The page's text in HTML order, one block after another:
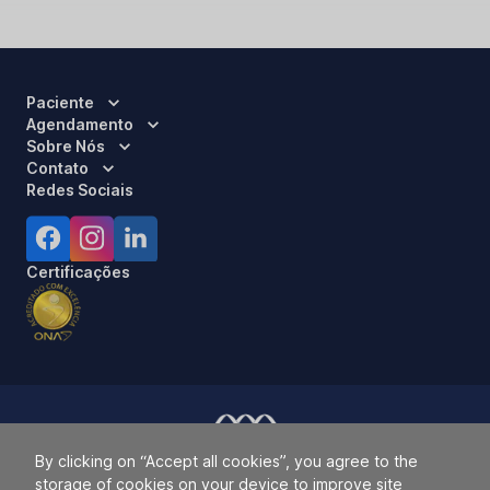
By clicking on “Accept all cookies”, you agree to the
storage of cookies on your device to improve site
Paciente
Agendamento
Sobre Nós
Contato
Redes Sociais
Certificações
Responsável Técnico:
Dra. Luci Mara Barbiero – CRM 120.433/SP